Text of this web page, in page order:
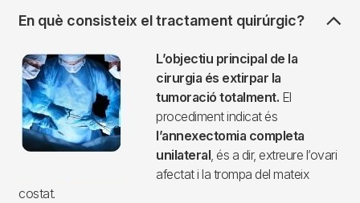
En què consisteix el tractament quirúrgic?
Imagen
L’objectiu principal de la
cirurgia és extirpar la
tumoració totalment. El
procediment indicat és
l’annexectomia completa
unilateral, és a dir, extreure l’ovari
afectat i la trompa del mateix
costat.